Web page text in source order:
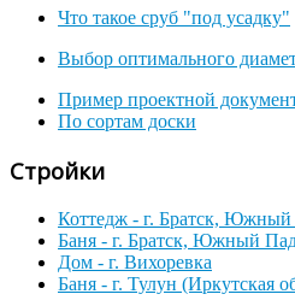
Что такое сруб "под усадку"
Выбор оптимального
Пример проектной
По сортам доски
Стройки
Коттедж - г. Братск,
Баня - г. Братск, Южный
Дом - г. Вихоревка
Баня - г. Тулун (Иркутская